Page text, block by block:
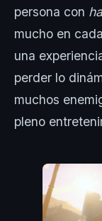
persona con
mucho en
una
perder lo
muchos
pleno